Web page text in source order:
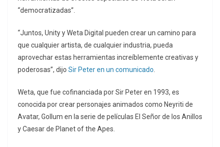
“democratizadas”.
“Juntos, Unity y Weta Digital pueden crear un camino para
que cualquier artista, de cualquier industria, pueda
aprovechar estas herramientas increíblemente creativas y
poderosas”, dijo Sir Peter en un comunicado
Weta, que fue cofinanciada por Sir Peter en 1993, es
conocida por crear personajes animados como Neyriti de
Avatar, Gollum en la serie de películas El Señor de los Anillos
y Caesar de Planet of the Apes.